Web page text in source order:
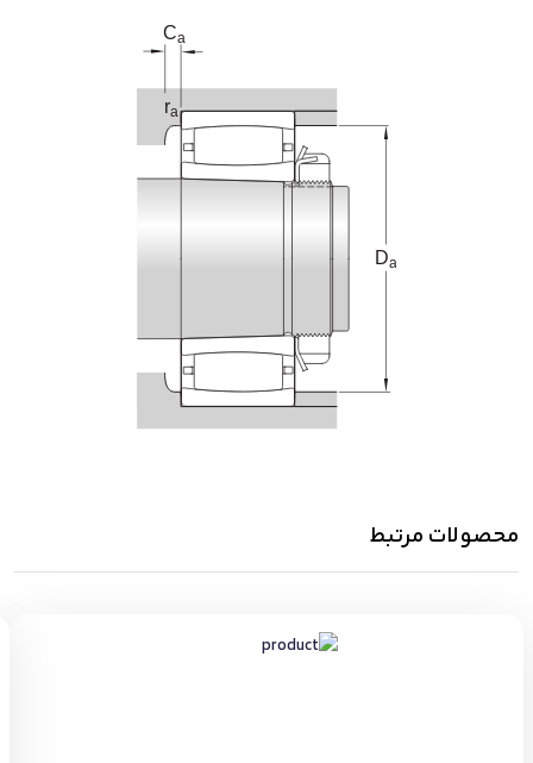
محصولات مرتبط